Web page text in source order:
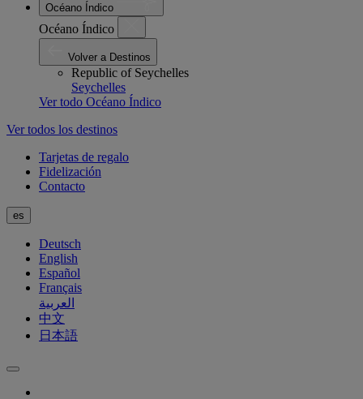
Océano Índico
Océano Índico
Volver a Destinos
Republic of Seychelles
Seychelles
Ver todo Océano Índico
Ver todos los destinos
Tarjetas de regalo
Fidelización
Contacto
es
Deutsch
English
Español
Français
العربية
中文
日本語